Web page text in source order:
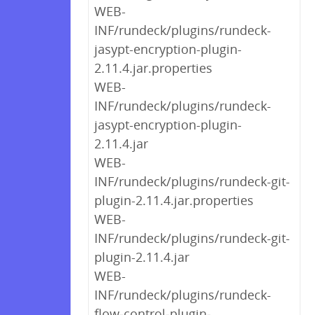
WEB-
INF/rundeck/plugins/rundeck-
jasypt-encryption-plugin-
2.11.4.jar.properties
WEB-
INF/rundeck/plugins/rundeck-
jasypt-encryption-plugin-
2.11.4.jar
WEB-
INF/rundeck/plugins/rundeck-git-
plugin-2.11.4.jar.properties
WEB-
INF/rundeck/plugins/rundeck-git-
plugin-2.11.4.jar
WEB-
INF/rundeck/plugins/rundeck-